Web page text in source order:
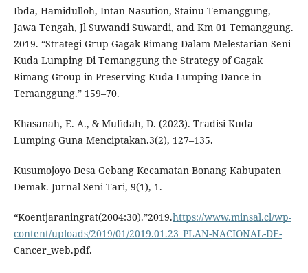
Ibda, Hamidulloh, Intan Nasution, Stainu Temanggung,
Jawa Tengah, Jl Suwandi Suwardi, and Km 01 Temanggung.
2019. “Strategi Grup Gagak Rimang Dalam Melestarian Seni
Kuda Lumping Di Temanggung the Strategy of Gagak
Rimang Group in Preserving Kuda Lumping Dance in
Temanggung.” 159–70.
Khasanah, E. A., & Mufidah, D. (2023). Tradisi Kuda
Lumping Guna Menciptakan.3(2), 127–135.
Kusumojoyo Desa Gebang Kecamatan Bonang Kabupaten
Demak. Jurnal Seni Tari, 9(1), 1.
“Koentjaraningrat(2004:30).”2019.https://www.minsal.cl/wp-
content/uploads/2019/01/2019.01.23_PLAN-NACIONAL-DE-
Cancer_web.pdf.